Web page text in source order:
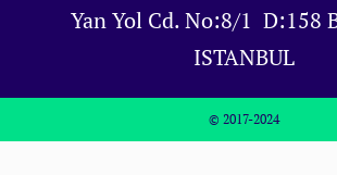
Yan Yol Cd. No:8/1 D:158
ISTANBUL
© 2017-2024